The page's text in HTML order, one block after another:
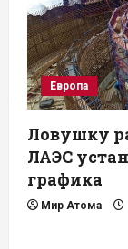
Европа
Ловушку
ЛАЭС
графика
Мир Атома